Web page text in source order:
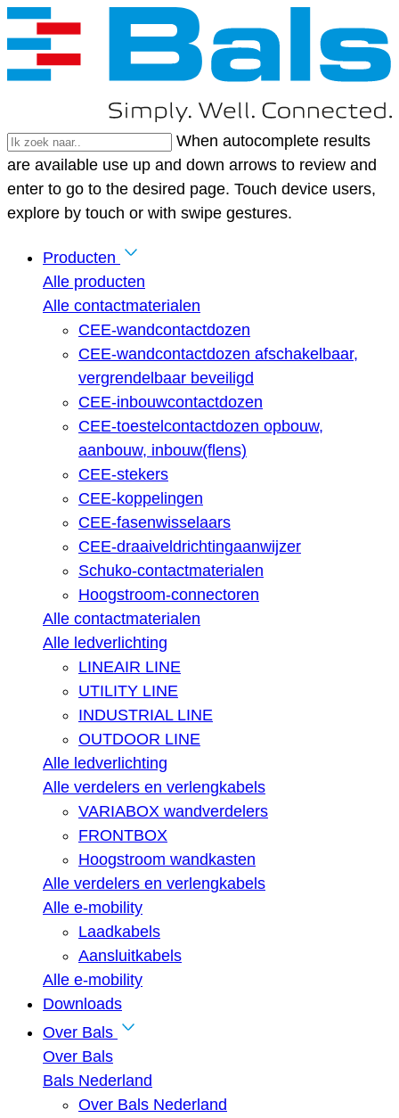
When autocomplete results
are available use up and down arrows to review and
enter to go to the desired page. Touch device users,
explore by touch or with swipe gestures.
Producten
Alle producten
Alle contactmaterialen
CEE-wandcontactdozen
CEE-wandcontactdozen afschakelbaar,
vergrendelbaar beveiligd
CEE-inbouwcontactdozen
CEE-toestelcontactdozen opbouw,
aanbouw, inbouw(flens)
CEE-stekers
CEE-koppelingen
CEE-fasenwisselaars
CEE-draaiveldrichtingaanwijzer
Schuko-contactmaterialen
Hoogstroom-connectoren
Alle contactmaterialen
Alle ledverlichting
LINEAIR LINE
UTILITY LINE
INDUSTRIAL LINE
OUTDOOR LINE
Alle ledverlichting
Alle verdelers en verlengkabels
VARIABOX wandverdelers
FRONTBOX
Hoogstroom wandkasten
Alle verdelers en verlengkabels
Alle e-mobility
Laadkabels
Aansluitkabels
Alle e-mobility
Downloads
Over Bals
Over Bals
Bals Nederland
Over Bals Nederland